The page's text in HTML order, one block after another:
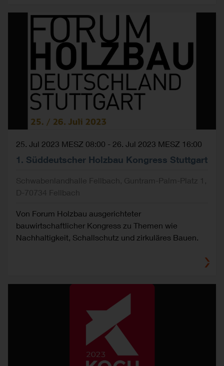
25. Jul 2023 MESZ 08:00 - 26. Jul 2023 MESZ 16:00
1. Süddeutscher Holzbau Kongress Stuttgart
Schwabenlandhalle Fellbach, Guntram-Palm-Platz 1,
D-70734 Fellbach
Von Forum Holzbau ausgerichteter
bauwirtschaftlicher Kongress zu Themen wie
Nachhaltigkeit, Schallschutz und zirkuläres Bauen.